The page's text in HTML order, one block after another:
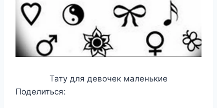
Тату для девочек маленькие
Поделиться: